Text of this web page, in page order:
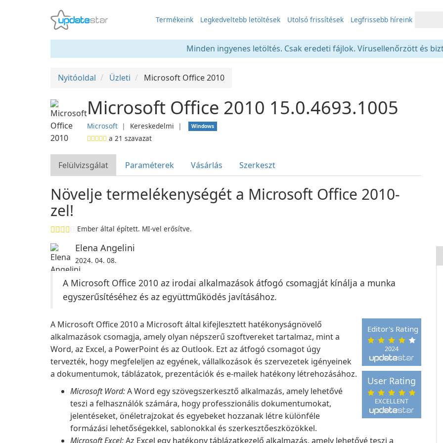
Termékeink Legkedveltebb letöltések Utolsó frissítések Legfrissebb híreink
Minden ingyenes letöltés. Csak eredeti fájlok. Vírusellenőrzött és
Nyitóoldal Üzleti Microsoft Office 2010
Microsoft Office 2010 15.0.4693.1005
Microsoft ❘ Kereskedelmi ❘ Windows
a 21 szavazat
Felülvizsgálat Paraméterek Vásárlás Szerkeszt
Növelje termelékenységét a Microsoft Office 2010-
zel!
Ember által épített. MI-vel erősítve.
Elena Angelini
2024. 04. 08.
A Microsoft Office 2010 az irodai alkalmazások átfogó csomagját kínálja a munka
egyszerűsítéséhez és az együttműködés javításához.
2024
Editor's Rating
EXCELLENT
User Rating
A Microsoft Office 2010 a Microsoft által kifejlesztett hatékonyságnövelő
alkalmazások csomagja, amely olyan népszerű szoftvereket tartalmaz, mint a
Word, az Excel, a PowerPoint és az Outlook. Ezt az átfogó csomagot úgy
tervezték, hogy megfeleljen az egyének, vállalkozások és szervezetek igényeinek
a dokumentumok, táblázatok, prezentációk és e-mailek hatékony létrehozásához.
Microsoft Word:A Word egy szövegszerkesztő alkalmazás, amely lehetővé
teszi a felhasználók számára, hogy professzionális dokumentumokat,
jelentéseket, önéletrajzokat és egyebeket hozzanak létre különféle
formázási lehetőségekkel, sablonokkal és szerkesztőeszközökkel.
Microsoft Excel:Az Excel egy hatékony táblázatkezelő alkalmazás, amely lehetővé teszi a